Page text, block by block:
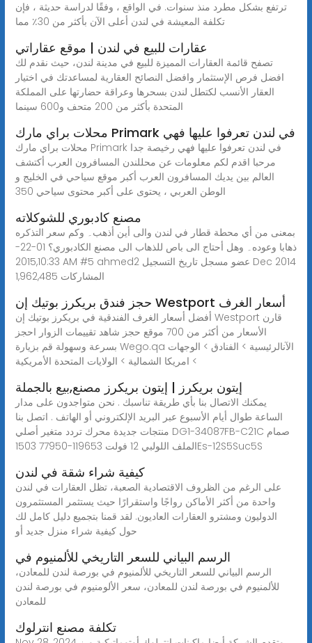
ترتفع بشكل مطرد منذ سنوات. في الواقع ، وفقًا لدراسة حديثة ، فإن
تكلفة المعيشة في لندن أعلى الآن بأكثر من 30٪ مما
عقارات للبيع في لندن | موقع عقاراتي
تصفح قائمة العقارات المميزة للبيع في مدينة لندن، حيث نقدم لك
افضل فرص الإستثمار وافضل النصائح العقارية لمساعدتك في اختيار
العقار الأنسب لكتطل لندن بسحرها وعراقة حضارتها على المملكة
المتحدة بأكثر من 200 متحف و600 سينما
محلات براي مارك Primark في لندن تعرفوا عليها فهي
محلات براي مارك Primark في لندن تعرفوا عليها فهي رخيصة جدا
مرحبا اقدم لكم معلومات عن محللندن المسافرون العرب أكتشف
العالم بين يديك المسافرون العرب أكبر موقع سياحي في الخليج و
الوطن العربي ، يحتوى على أكبر محتوى سياحي 350
مصنع كادبوري للشوكلاته
بمعنى من أي محطة قطار في لندن والى أين أذهب۔ وكم سعر التذكره
ذهابا وعوده۔ وهل أحتاج الى باص للذهاب الى مصنع الكادبوري؟ 01-22-
2015,10:33 AM #5 ahmed2 عضو مسجل تاريخ التسجيل Dec 2014
المشاركات 1,962,485
حجز فندق بريكرز بوتيك إن Westport أسعار الغرف
أفضل أسعار الغرف الفندقية في بريكرز بوتيك إن Westport قارن
الأسعار من أكثر من 700 موقع حجز شاهد تقييمات الزوار احجز
بسرعة وسهولة قم بزيارة Wego.qa الآنالرئيسية > الفنادق > الوجهات
> امريكا الشمالية > الولايات المتحدة الأمريكية
إيتون بريكرز | إيتون بريكرز مصنع,بيع بالجملة
يمكنك الاتصال بنا بأي طريقة تناسبك . نحن متواجدون على مدار
الساعة طوال أيام الأسبوع عبر البريد الإلكتروني أو الهاتف . اتصل بنا
منتجات جديدة محرك تردد متغير أصلي DG1-34087FB-C21C صمام
الملف اللولبي 12 فولت 119653-77950 1503Es-12S5Suc5S
كيفية شراء شقة في لندن
على الرغم من الظروف الاقتصادية الصعبة، تظل العقارات في لندن
واحدة من أكثر الأماكن رواجًا واستقرارًا حيث يستثمر المستثمرون
الدوليون ومشترو العقارات العاديون. لقد قمنا بتجميع دليل كامل لك
حول كيفية شراء منزل جديد أو
الرسم البياني للسعر التاريخي للألمنيوم في
الرسم البياني للسعر التاريخي للألمنيوم في بورصة لندن للمعادن،
للألمنيوم في بورصة لندن للمعادن، سعر الألومنيوم في بورصة لندن
للمعادن
تكلفة مصنع انترلوك